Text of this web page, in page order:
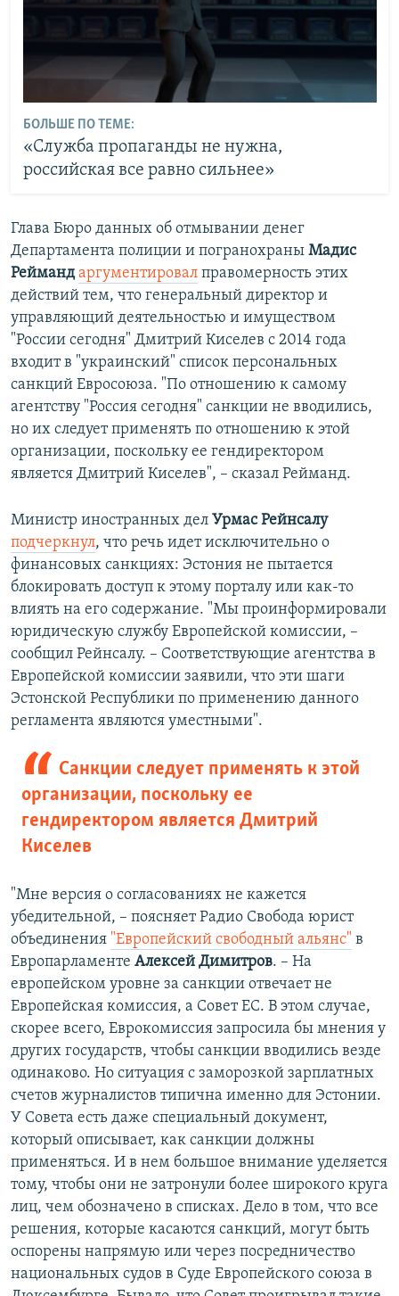
БОЛЬШЕ ПО ТЕМЕ:
«Служба пропаганды не нужна,
российская все равно сильнее»
Глава Бюро данных об отмывании денег
Департамента полиции и погранохраны Мадис
Рейманд аргументировал правомерность этих
действий тем, что генеральный директор и
управляющий деятельностью и имуществом
"России сегодня" Дмитрий Киселев с 2014 года
входит в "украинский" список персональных
санкций Евросоюза. "По отношению к самому
агентству "Россия сегодня" санкции не вводились,
но их следует применять по отношению к этой
организации, поскольку ее гендиректором
является Дмитрий Киселев", – сказал Рейманд.
Министр иностранных дел Урмас Рейнсалу
подчеркнул, что речь идет исключительно о
финансовых санкциях: Эстония не пытается
блокировать доступ к этому порталу или как-то
влиять на его содержание. "Мы проинформировали
юридическую службу Европейской комиссии, –
сообщил Рейнсалу. – Соответствующие агентства в
Европейской комиссии заявили, что эти шаги
Эстонской Республики по применению данного
регламента являются уместными".
Санкции следует применять к этой
организации, поскольку ее
гендиректором является Дмитрий
Киселев
"Мне версия о согласованиях не кажется
убедительной, – поясняет Радио Свобода юрист
объединения "Европейский свободный альянс" в
Европарламенте Алексей Димитров. – На
европейском уровне за санкции отвечает не
Европейская комиссия, а Совет ЕС. В этом случае,
скорее всего, Еврокомиссия запросила бы мнения у
других государств, чтобы санкции вводились везде
одинаково. Но ситуация с заморозкой зарплатных
счетов журналистов типична именно для Эстонии.
У Совета есть даже специальный документ,
который описывает, как санкции должны
применяться. И в нем большое внимание уделяется
тому, чтобы они не затронули более широкого круга
лиц, чем обозначено в списках. Дело в том, что все
решения, которые касаются санкций, могут быть
оспорены напрямую или через посредничество
национальных судов в Суде Европейского союза в